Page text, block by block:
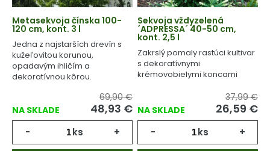
Metasekvoja čínska 100-
120 cm, kont. 3 l
Jedna z najstarších drevín s
kužeľovitou korunou,
opadavým ihličím a
dekoratívnou kôrou.
NA SKLADE
69,90 €
48,93 €
- ks +
Sekvoja vždyzelená
´ADPRESSA´ 40-50 cm,
kont. 2,5 l
Zakrslý pomaly rastúci kultivar
s dekoratívnymi
krémovobielymi koncami
NA SKLADE
37,99 €
26,59 €
- ks +